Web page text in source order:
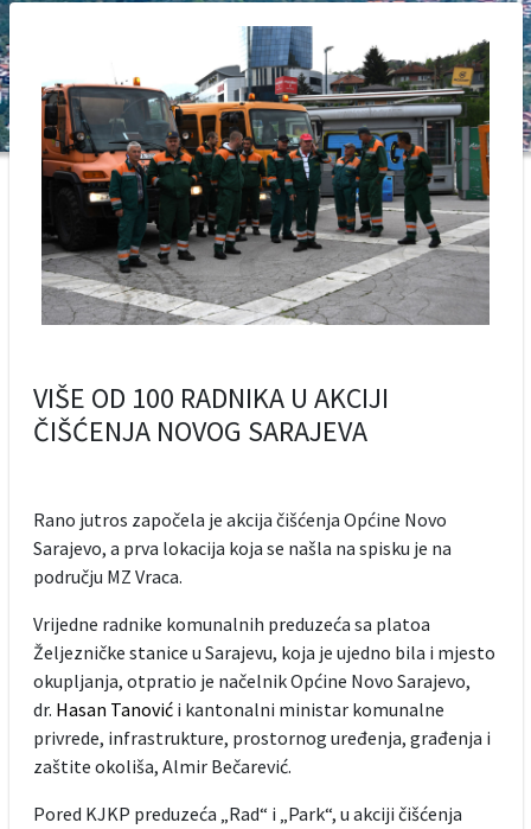
VIŠE OD 100 RADNIKA U AKCIJI
ČIŠĆENJA NOVOG SARAJEVA
Rano jutros započela je akcija čišćenja Općine Novo
Sarajevo, a prva lokacija koja se našla na spisku je na
području MZ Vraca.
Vrijedne radnike komunalnih preduzeća sa platoa
Željezničke stanice u Sarajevu, koja je ujedno bila i mjesto
okupljanja, otpratio je načelnik Općine Novo Sarajevo,
dr. Hasan Tanovići kantonalni ministar komunalne
privrede, infrastrukture, prostornog uređenja, građenja i
zaštite okoliša, Almir Bečarević.
Pored KJKP preduzeća „Rad“ i „Park“, u akciji čišćenja